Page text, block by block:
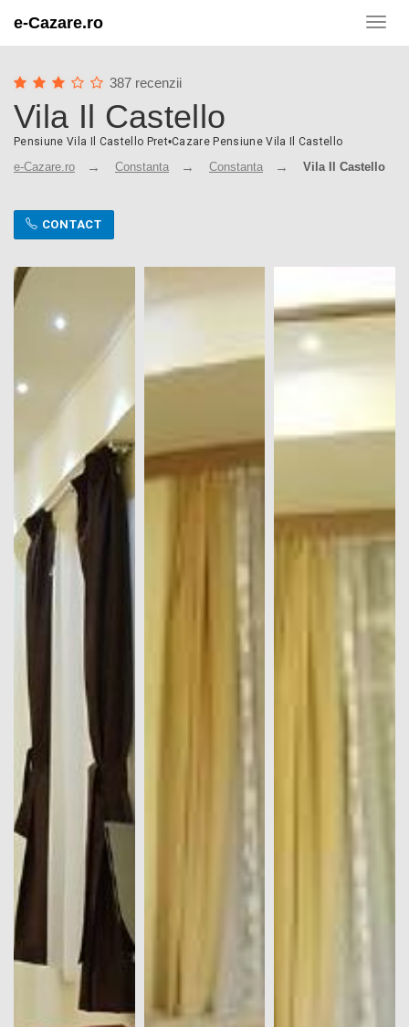
e-Cazare.ro
387 recenzii
Vila Il Castello
Pensiune Vila Il Castello Pret•Cazare Pensiune Vila Il Castello
e-Cazare.ro Constanta Constanta Vila Il Castello
CONTACT